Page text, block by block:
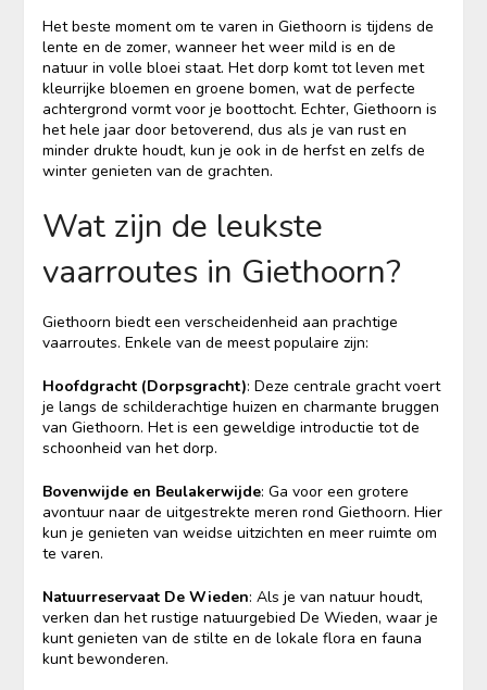
Het beste moment om te varen in Giethoorn is tijdens de
lente en de zomer, wanneer het weer mild is en de
natuur in volle bloei staat. Het dorp komt tot leven met
kleurrijke bloemen en groene bomen, wat de perfecte
achtergrond vormt voor je boottocht. Echter, Giethoorn is
het hele jaar door betoverend, dus als je van rust en
minder drukte houdt, kun je ook in de herfst en zelfs de
winter genieten van de grachten.
Wat zijn de leukste
vaarroutes in Giethoorn?
Giethoorn biedt een verscheidenheid aan prachtige
vaarroutes. Enkele van de meest populaire zijn:
Hoofdgracht (Dorpsgracht): Deze centrale gracht voert
je langs de schilderachtige huizen en charmante bruggen
van Giethoorn. Het is een geweldige introductie tot de
schoonheid van het dorp.
Bovenwijde en Beulakerwijde: Ga voor een grotere
avontuur naar de uitgestrekte meren rond Giethoorn. Hier
kun je genieten van weidse uitzichten en meer ruimte om
te varen.
Natuurreservaat De Wieden: Als je van natuur houdt,
verken dan het rustige natuurgebied De Wieden, waar je
kunt genieten van de stilte en de lokale flora en fauna
kunt bewonderen.